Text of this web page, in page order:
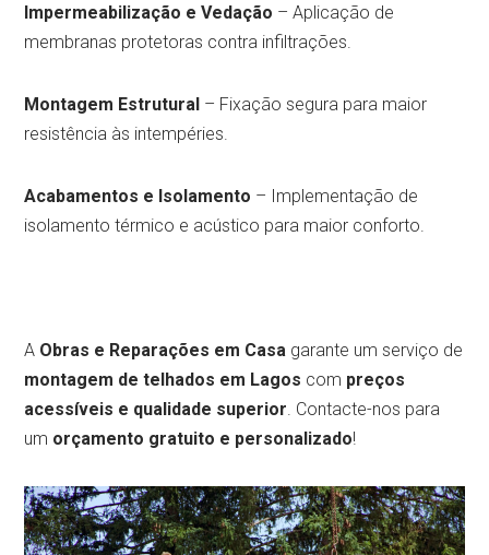
Impermeabilização e Vedação – Aplicação de
membranas protetoras contra infiltrações.
Montagem Estrutural – Fixação segura para maior
resistência às intempéries.
Acabamentos e Isolamento – Implementação de
isolamento térmico e acústico para maior conforto.
A Obras e Reparações em Casa garante um serviço de
montagem de telhados em Lagos com preços
acessíveis e qualidade superior . Contacte-nos para
um orçamento gratuito e personalizado!